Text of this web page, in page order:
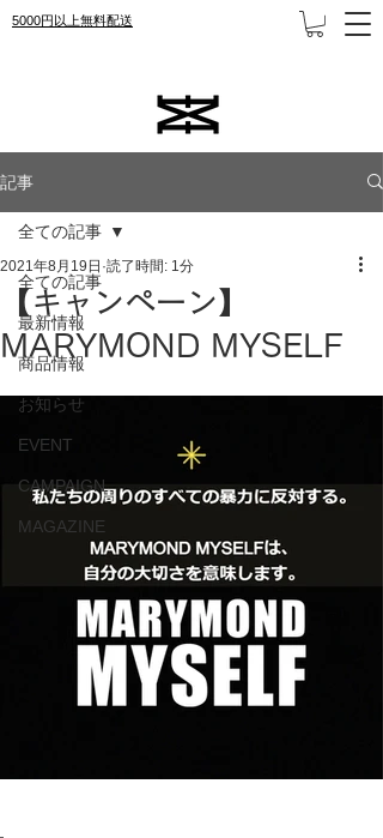
5000円以上無料配送
記事
全ての記事
最新情報
商品情報
お知らせ
EVENT
CAMPAIGN
MAGAZINE
全ての記事
【キャンペーン】
MARYMOND MYSELF
2021年8月19日 読了時間: 1分